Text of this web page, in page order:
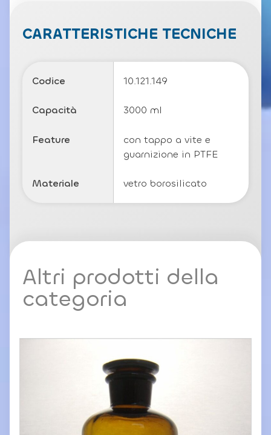
c
y
li
CARATTERISTICHE TECNICHE
Codice 10.121.149
Capacità 3000 ml
Feature
con tappo a vite e
guarnizione in PTFE
Materiale vetro borosilicato
Altri prodotti della
categoria